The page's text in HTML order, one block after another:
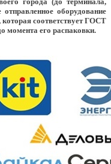
оборудование
которая соответствует ГОСТ
момента его распаковки.